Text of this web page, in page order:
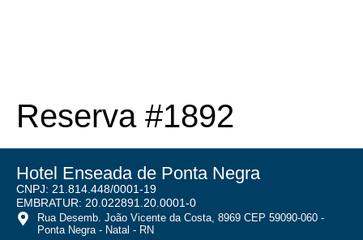
Reserva #1892
Hotel Enseada de Ponta Negra
CNPJ: 21.814.448/0001-19
EMBRATUR: 20.022891.20.0001-0
Rua Desemb. João Vicente da Costa, 8969 CEP 59090-060 -
Ponta Negra - Natal - RN